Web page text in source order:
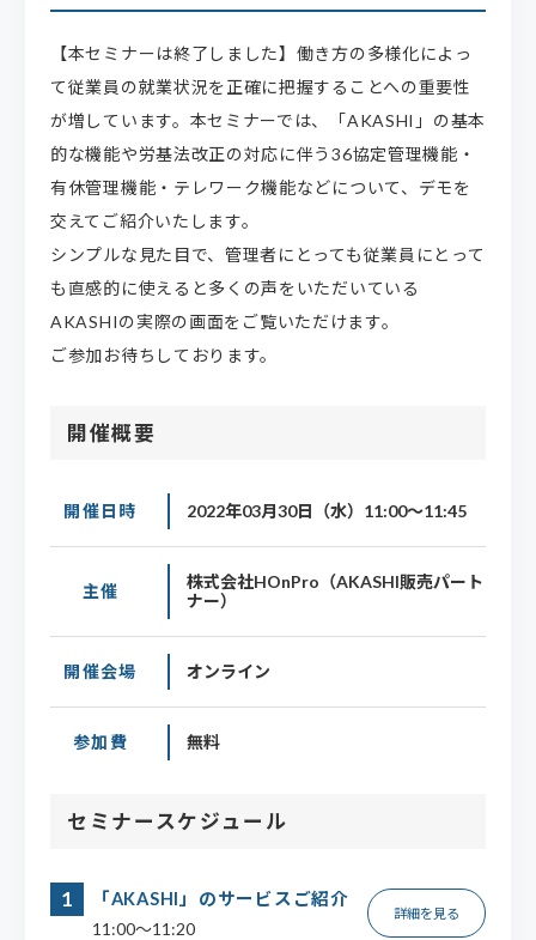
【本セミナーは終了しました】働き方の多様化によっ
て従業員の就業状況を正確に把握することへの重要性
が増しています。本セミナーでは、「AKASHI 」の基本
的な機能や労基法改正の対応に伴う36協定管理機能・
有休管理機能・テレワーク機能などについて、デモを
交えてご紹介いたします。
シンプルな見た目で、管理者にとっても従業員にとって
も直感的に使えると多くの声をいただいている
AKASHIの実際の画面をご覧いただけます。
ご参加お待ちしております。
開催概要
開催日時 2022年03月30日（水）11:00～11:45
主催
株式会社HOnPro（AKASHI販売パート
ナー）
開催会場 オンライン
参加費 無料
セミナースケジュール
「AKASHI」のサービスご紹介
11:00～11:20
詳細を見る